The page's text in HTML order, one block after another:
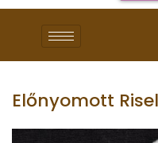
Előnyomott